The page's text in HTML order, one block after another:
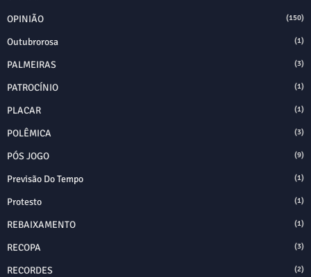
OPINIÃO (150)
Outubrorosa (1)
PALMEIRAS (3)
PATROCÍNIO (1)
PLACAR (1)
POLÊMICA (3)
PÓS JOGO (9)
Previsão Do Tempo (1)
Protesto (1)
REBAIXAMENTO (1)
RECOPA (3)
RECORDES (2)